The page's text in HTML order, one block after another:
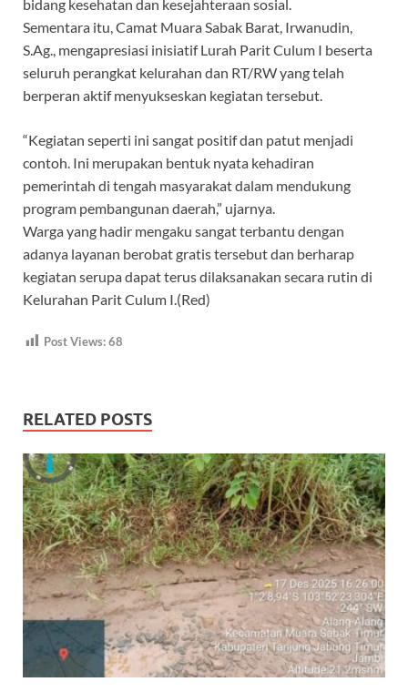
bidang kesehatan dan kesejahteraan sosial.
Sementara itu, Camat Muara Sabak Barat, Irwanudin,
S.Ag., mengapresiasi inisiatif Lurah Parit Culum I beserta
seluruh perangkat kelurahan dan RT/RW yang telah
berperan aktif menyukseskan kegiatan tersebut.
“Kegiatan seperti ini sangat positif dan patut menjadi
contoh. Ini merupakan bentuk nyata kehadiran
pemerintah di tengah masyarakat dalam mendukung
program pembangunan daerah,” ujarnya.
Warga yang hadir mengaku sangat terbantu dengan
adanya layanan berobat gratis tersebut dan berharap
kegiatan serupa dapat terus dilaksanakan secara rutin di
Kelurahan Parit Culum I.(Red)
Post Views:68
RELATED POSTS